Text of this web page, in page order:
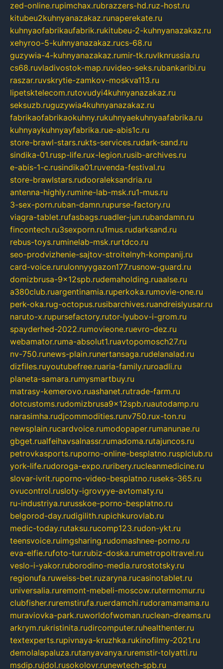
zed-online.rupimchax.rubrazzers-hd.ruz-host.ru
kitubeu2kuhnyanazakaz.runaperekate.ru
kuhnyaofabrikaufabrik.rukitubeu-2-kuhnyanazakaz.ru
xehyroo-5-kuhnyanazakaz.rucs-68.ru
guzywia-4-kuhnyanazakaz.rumir-tk.ruvlknrussia.ru
cs68.ruvladivostok-map.ruvideo-seks.rubankaribi.ru
raszar.ruvskrytie-zamkov-moskva113.ru
lipetsktelecom.rutovudyi4kuhnyanazakaz.ru
seksuzb.ruguzywia4kuhnyanazakaz.ru
fabrikaofabrikaokuhny.rukuhnyaekuhnyaafabrika.ru
kuhnyaykuhnyayfabrika.rue-abis1c.ru
store-brawl-stars.rukts-services.rudark-sand.ru
sindika-01.rusp-life.rux-legion.rusib-archives.ru
e-abis-1-c.rusindika01.ruvenda-festival.ru
store-brawlstars.rudooraleksandria.ru
antenna-highly.rumine-lab-msk.ru1-mus.ru
3-sex-porn.ruban-damn.rupurse-factory.ru
viagra-tablet.rufasbags.ruadler-jun.rubandamn.ru
fincontech.ru3sexporn.ru1mus.rudarksand.ru
rebus-toys.ruminelab-msk.rurtdco.ru
seo-prodvizhenie-sajtov-stroitelnyh-kompanij.ru
card-voice.rurulonnyygazon177.rusnow-guard.ru
domizbrusa-9x12spb.rudemaholding.ruaalse.ru
a380club.ruargentinamia.ruperkoka.rumovie-one.ru
perk-oka.rug-octopus.rusibarchives.ruandreislyusar.ru
naruto-x.rupursefactory.rutor-lyubov-i-grom.ru
spayderhed-2022.rumovieone.ruevro-dez.ru
webamator.ruma-absolut1.ruavtopomosch27.ru
nv-750.runews-plain.runertansaga.rudelanalad.ru
dizfiles.ruyoutubefree.ruaria-family.ruroadli.ru
planeta-samara.rumysmartbuy.ru
matrasy-kemerovo.ruashanet.rutrade-farm.ru
dotcustoms.rudomizbrusa9x12spb.ruautodamp.ru
narasimha.rudjcommodities.runv750.rux-ton.ru
newsplain.rucardvoice.rumodopaper.rumanunae.ru
gbget.rualfeihavsalnassr.rumadoma.rutajuncos.ru
petrovkasports.ruporno-online-besplatno.rusplclub.ru
york-life.rudoroga-expo.ruribery.rucleanmedicine.ru
slovar-ivrit.ruporno-video-besplatno.ruseks-365.ru
ovucontrol.rusloty-igrovyye-avtomaty.ru
ru-industriya.rurusskoe-porno-besplatno.ru
belgorod-day.rudigilith.rupichkurovlab.ru
medic-today.rutaksu.rucomp123.rudon-ykt.ru
teensvoice.ruimgsharing.rudomashnee-porno.ru
eva-elfie.rufoto-tur.rubiz-doska.rumetropoltravel.ru
veslo-i-yakor.ruborodino-media.rurostotsky.ru
regionufa.ruweiss-bet.ruzaryna.rucasinotablet.ru
universalia.ruremont-mebeli-moscow.rutermomur.ru
clubfisher.ruremstirufa.ruerdamchi.rudoramamama.ru
muraviovka-park.ruworldofwoman.ruclean-dreams.ru
arkrym.rukristinita.rudircomputer.ruhealthenter.ru
textexperts.rupivnaya-kruzhka.rukinofilmy-2021.ru
demolalapaluza.rutanyavanya.ruremstir-tolyatti.ru
msdip.rujdol.rusokolovr.runewtech-spb.ru